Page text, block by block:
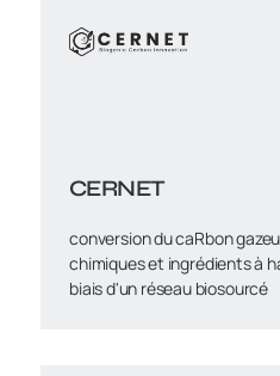
CERNET
conversion du caRbon
chimiques et ingrédients à
biais d'un réseau biosourcé